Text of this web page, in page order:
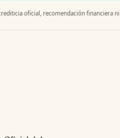
oficial, recomendación financiera